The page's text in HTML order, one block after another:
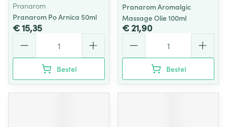
Pranarom
Pranarom Po Arnica 50ml
€ 15,35
Bestel
Pranarom Aromalgic
Massage Olie 100ml
€ 21,90
Bestel